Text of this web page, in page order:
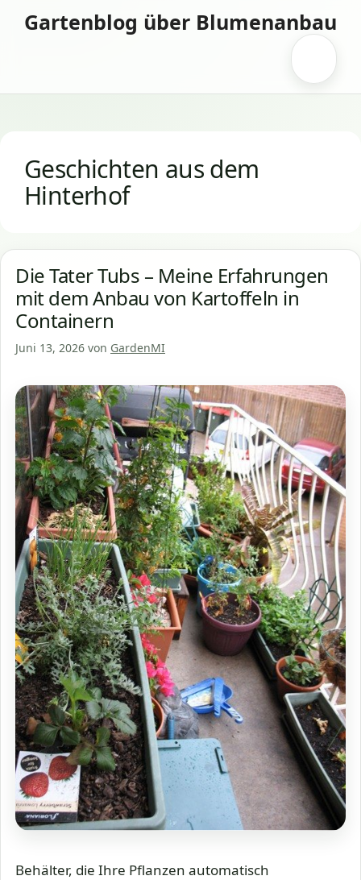
InhaltGartenblog über Blumenanbau
Geschichten aus dem
Hinterhof
Die Tater Tubs – Meine Erfahrungen
mit dem Anbau von Kartoffeln in
Containern
Juni 13, 2026 von GardenMI
Behälter, die Ihre Pflanzen automatisch